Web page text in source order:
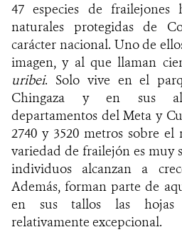
47 especies de frailejones
naturales protegidas de
carácter nacional. Uno de
imagen, y al que llaman
uribei. Solo vive en el
Chingaza y en sus
departamentos del Meta y
2740 y 3520 metros sobre
variedad de frailejón es muy
individuos alcanzan a
Además, forman parte de
en sus tallos las hojas
relativamente excepcional.